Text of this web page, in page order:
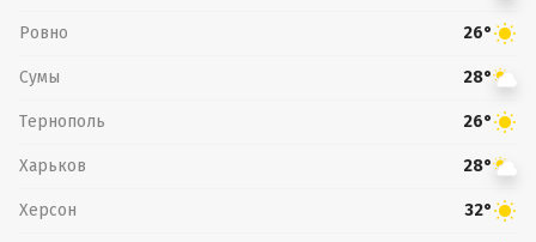
Ровно 26°
Сумы 28°
Тернополь 26°
Харьков 28°
Херсон 32°